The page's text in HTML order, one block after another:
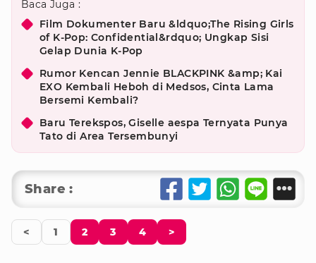
Baca Juga :
Film Dokumenter Baru &ldquo;The Rising Girls
of K-Pop: Confidential&rdquo; Ungkap Sisi
Gelap Dunia K-Pop
Rumor Kencan Jennie BLACKPINK &amp; Kai
EXO Kembali Heboh di Medsos, Cinta Lama
Bersemi Kembali?
Baru Terekspos, Giselle aespa Ternyata Punya
Tato di Area Tersembunyi
Share :
< 1 2 3 4 >